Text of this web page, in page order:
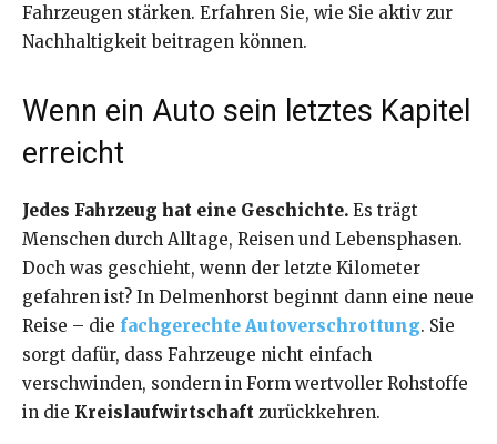
Fahrzeugen stärken. Erfahren Sie, wie Sie aktiv zur
Nachhaltigkeit beitragen können.
Wenn ein Auto sein letztes Kapitel
erreicht
Jedes Fahrzeug hat eine Geschichte. Es trägt
Menschen durch Alltage, Reisen und Lebensphasen.
Doch was geschieht, wenn der letzte Kilometer
gefahren ist? In Delmenhorst beginnt dann eine neue
Reise – die fachgerechte Autoverschrottung. Sie
sorgt dafür, dass Fahrzeuge nicht einfach
verschwinden, sondern in Form wertvoller Rohstoffe
in die Kreislaufwirtschaft zurückkehren.